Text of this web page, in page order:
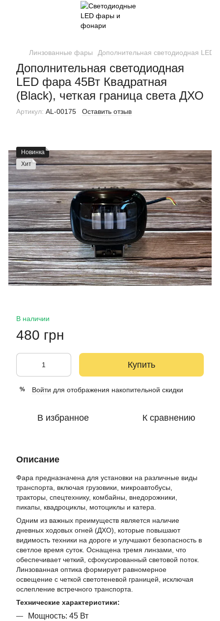
Линзованные фары Дополнительная светодиодная LED
Дополнительная светодиодная
LED фара 45Вт Квадратная
(Black), четкая граница света ДХО
Артикул: AL-00175 Оставить отзыв
Новинка
Хит
В наличии
480 грн
Купить
% Войти для отображения накопительной скидки
В избранное К сравнению
Описание
Фара предназначена для установки на различные виды
транспорта, включая грузовики, микроавтобусы,
тракторы, спецтехнику, комбайны, внедорожники,
пикапы, квадроциклы, мотоциклы и катера.
Одним из важных преимуществ является наличие
дневных ходовых огней (ДХО), которые повышают
видимость техники на дороге и улучшают безопасность в
светлое время суток. Оснащена тремя линзами, что
обеспечивает четкий, сфокусированный световой поток.
Линзованная оптика формирует равномерное
освещение с четкой светотеневой границей, исключая
ослепление встречного транспорта.
Технические характеристики:
Мощность: 45 Вт